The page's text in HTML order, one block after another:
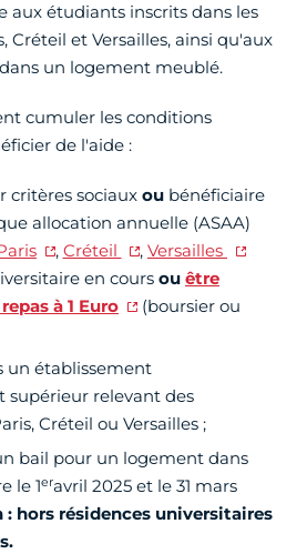
aux étudiants inscrits dans les
Créteil et Versailles, ainsi qu'aux
un logement meublé.
cumuler les conditions
de l'aide :
critères sociaux ou bénéficiaire
allocation annuelle (ASAA)
, Créteil , Versailles
en cours ou être
à 1 Euro
(boursier ou
un établissement
supérieur relevant des
Créteil ou Versailles ;
bail pour un logement dans
le 1eravril 2025 et le 31 mars
hors résidences universitaires